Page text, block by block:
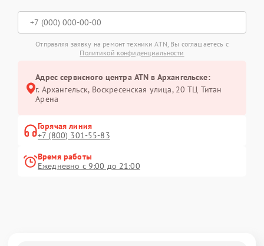
Отправляя заявку на ремонт техники ATN, Вы соглашаетесь с
Политикой конфиденциальности
Адрес сервисного центра ATN в Архангельске:
г. Архангельск, Воскресенская улица, 20 ТЦ Титан
Арена
Горячая линия
+7 (800) 301-55-83
Время работы
Ежедневно с 9:00 до 21:00